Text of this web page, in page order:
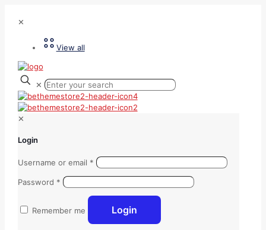
✕
View all
✕
✕
Login
Username or email *
Password *
Remember me Login